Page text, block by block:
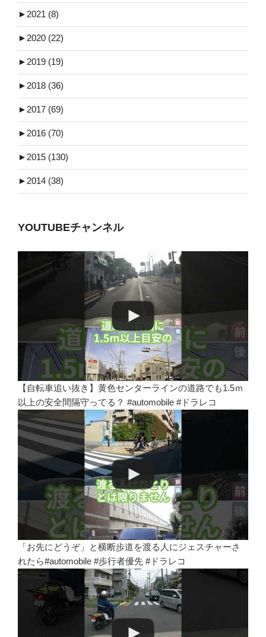
►2021 (8)
►2020 (22)
►2019 (19)
►2018 (36)
►2017 (69)
►2016 (70)
►2015 (130)
►2014 (38)
YOUTUBEチャンネル
【自転車追い抜き】黄色センターラインの道路でも1.5ｍ
以上の安全間隔守ってる？ #automobile #ドラレコ
「お先にどうぞ」と横断歩道を渡る人にジェスチャーさ
れたら#automobile #歩行者優先 #ドラレコ